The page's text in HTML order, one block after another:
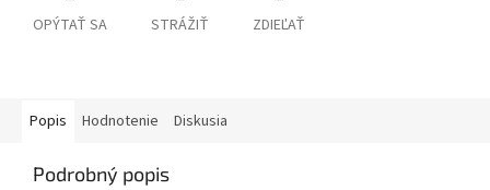
OPÝTAŤ SA STRÁŽIŤ ZDIEĽAŤ
Popis Hodnotenie Diskusia
Podrobný popis